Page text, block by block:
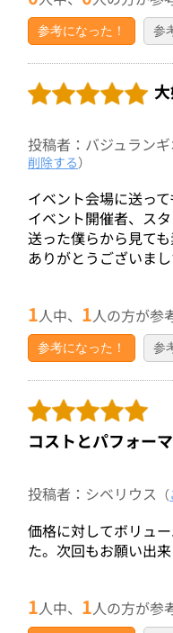
参考になった！ 参
投稿者：バジュラン
削除する）
イベント会場に送って
イベント開催者、ス
送った僕らから見て
ありがとうございま
1人中、 1人の方が参
参考になった！ 参
コストとパフォー
投稿者：シベリウス （
価格に対してボリュ
た。次回もお願い出来
1人中、 1人の方が参